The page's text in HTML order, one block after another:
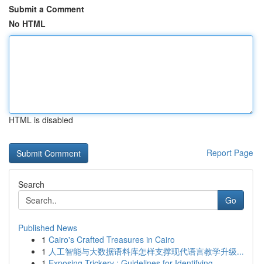
Submit a Comment
No HTML
HTML is disabled
Report Page
Search
Go
Published News
1 Cairo's Crafted Treasures in Cairo
1 人工智能与大数据语料库怎样支撑现代语言教学升级...